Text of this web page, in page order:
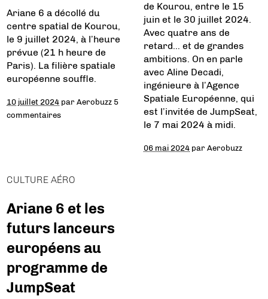
Ariane 6 a décollé du
centre spatial de Kourou,
le 9 juillet 2024, à l’heure
prévue (21 h heure de
Paris). La filière spatiale
européenne souffle.
10 juillet 2024 parAerobuzz 5
commentaires
de Kourou, entre le 15
juin et le 30 juillet 2024.
Avec quatre ans de
retard… et de grandes
ambitions. On en parle
avec Aline Decadi,
ingénieure à l’Agence
Spatiale Européenne, qui
est l’invitée de JumpSeat,
le 7 mai 2024 à midi.
06 mai 2024 parAerobuzz
CULTURE AÉRO
Ariane 6 et les
futurs lanceurs
européens au
programme de
JumpSeat